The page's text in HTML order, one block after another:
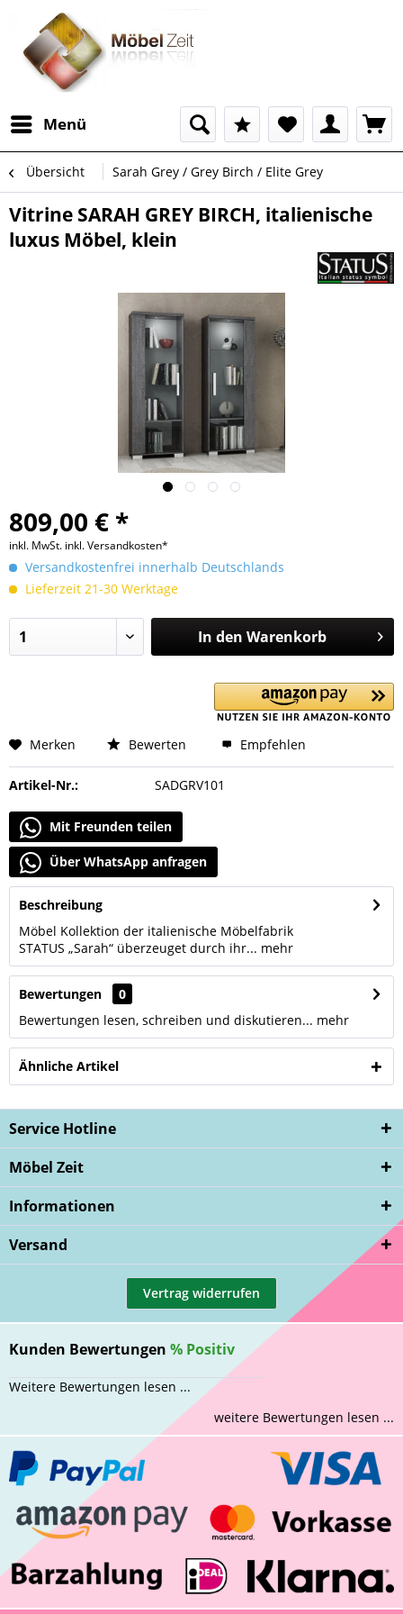
Menü
Übersicht Sarah Grey / Grey Birch / Elite Grey
Vitrine SARAH GREY BIRCH, italienische
luxus Möbel, klein
809,00 € *
inkl. MwSt. inkl. Versandkosten*
Versandkostenfrei innerhalb Deutschlands
Lieferzeit 21-30 Werktage
In den Warenkorb
Merken Bewerten Empfehlen
Artikel-Nr.: SADGRV101
Mit Freunden teilen
Über WhatsApp anfragen
Beschreibung
Möbel Kollektion der italienische Möbelfabrik
STATUS „Sarah“ überzeuget durch ihr... mehr
Bewertungen
0
Bewertungen lesen, schreiben und diskutieren... mehr
Ähnliche Artikel
Service Hotline
Möbel Zeit
Informationen
Versand
Vertrag widerrufen
Kunden Bewertungen % Positiv
Weitere Bewertungen lesen ...
weitere Bewertungen lesen ...